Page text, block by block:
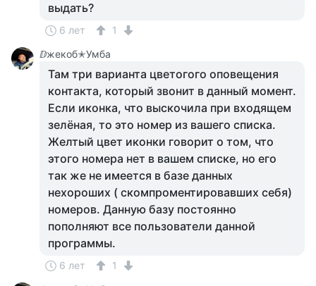
выдать?
6 лет
1
ⅅжекоб✭Умба
Там три варианта цветогого оповещения
контакта, который звонит в данный момент.
Если иконка, что выскочила при входящем
зелёная, то это номер из вашего списка.
Желтый цвет иконки говорит о том, что
этого номера нет в вашем списке, но его
так же не имеется в базе данных
нехороших ( скомпроментировавших себя)
номеров. Данную базу постоянно
пополняют все пользователи данной
программы.
6 лет
1